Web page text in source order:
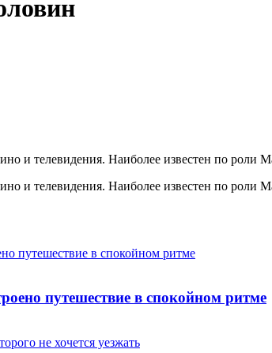
и телевидения. Наиболее известен по
и телевидения. Наиболее известен по
путешествие в спокойном ритме